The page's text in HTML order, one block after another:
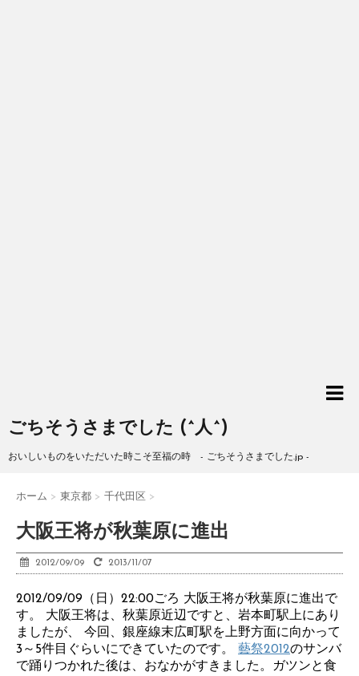
ごちそうさまでした (^人^)
おいしいものをいただいた時こそ至福の時 - ごちそうさまでした.jp -
ホーム > 東京都 > 千代田区 >
大阪王将が秋葉原に進出
2012/09/09 2013/11/07
2012/09/09（日）22:00ごろ 大阪王将が秋葉原に進出で
す。 大阪王将は、秋葉原近辺ですと、岩本町駅上にあり
ましたが、 今回、銀座線末広町駅を上野方面に向かって
3～5件目ぐらいにできていたのです。 藝祭2012のサンバ
で踊りつかれた後は、おなかがすきました。ガツンと食